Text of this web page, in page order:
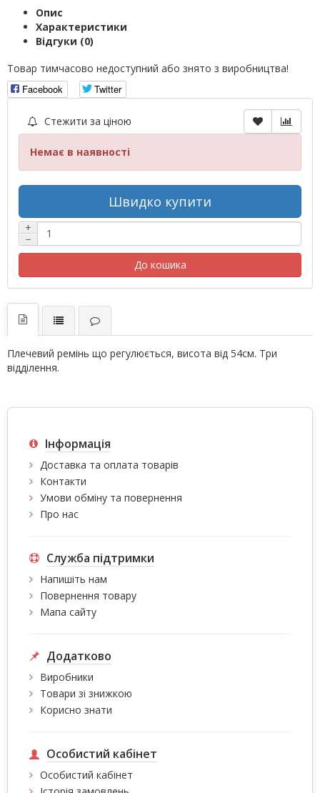
Опис
Характеристики
Відгуки (0)
Товар тимчасово недоступний або знято з виробництва!
Facebook
Twitter
Стежити за ціною
Немає в наявності
Швидко купити
+
−
До кошика
Плечевий ремінь що регулюється, висота від 54см. Три
відділення.
Інформація
Доставка та оплата товарів
Контакти
Умови обміну та повернення
Про нас
Служба підтримки
Напишіть нам
Повернення товару
Мапа сайту
Додатково
Виробники
Товари зі знижкою
Корисно знати
Особистий кабінет
Особистий кабінет